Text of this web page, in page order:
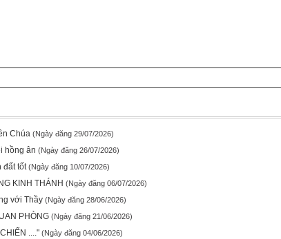
Chúa (Ngày đăng 29/07/2026)
hồng ân (Ngày đăng 26/07/2026)
đất tốt(Ngày đăng 10/07/2026)
KINH THÁNH (Ngày đăng 06/07/2026)
với Thầy (Ngày đăng 28/06/2026)
PHÒNG (Ngày đăng 21/06/2026)
...." (Ngày đăng 04/06/2026)